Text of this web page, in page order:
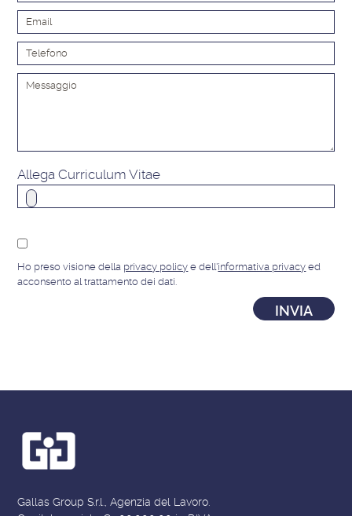
Allega Curriculum Vitae
Ho preso visione della privacy policy e dell'informativa privacy ed
acconsento al trattamento dei dati.
Gallas Group S.r.l., Agenzia del Lavoro.